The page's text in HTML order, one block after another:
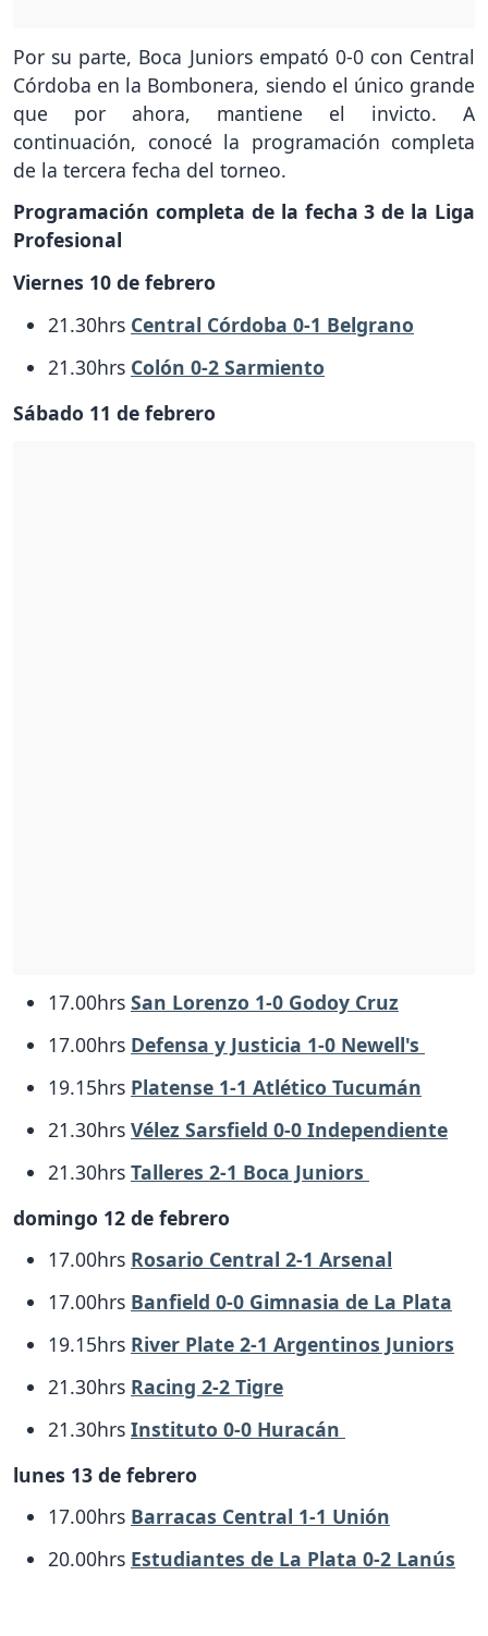
Por su parte, Boca Juniors empató 0-0 con Central
Córdoba en la Bombonera, siendo el único grande
que por ahora, mantiene el invicto. A
continuación, conocé la programación completa
de la tercera fecha del torneo.
Programación completa de la fecha 3 de la Liga
Profesional
Viernes 10 de febrero
21.30hrs Central Córdoba 0-1 Belgrano
21.30hrs Colón 0-2 Sarmiento
Sábado 11 de febrero
17.00hrs San Lorenzo 1-0 Godoy Cruz
17.00hrs Defensa y Justicia 1-0 Newell's
19.15hrs Platense 1-1 Atlético Tucumán
21.30hrs Vélez Sarsfield 0-0 Independiente
21.30hrs Talleres 2-1 Boca Juniors
domingo 12 de febrero
17.00hrs Rosario Central 2-1 Arsenal
17.00hrs Banfield 0-0 Gimnasia de La Plata
19.15hrs River Plate 2-1 Argentinos Juniors
21.30hrs Racing 2-2 Tigre
21.30hrs Instituto 0-0 Huracán
lunes 13 de febrero
17.00hrs Barracas Central 1-1 Unión
20.00hrs Estudiantes de La Plata 0-2 Lanús